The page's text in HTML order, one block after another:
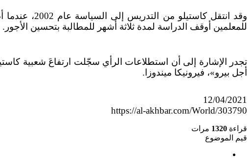
للمعلمين أوقف الدراسة لمدة ثلاثة أشهر للمطالبة بتحسين الأجور.
تجدر الإشارة إلى أن استطلاعات الرأي سجّلت ارتفاعَ شعبية
أجل بيرو»، فيرونيكا ميندوزا.
12/04/2021
https://al-akhbar.com/World/303790
قراءة 1320 مرات
قيم الموضوع